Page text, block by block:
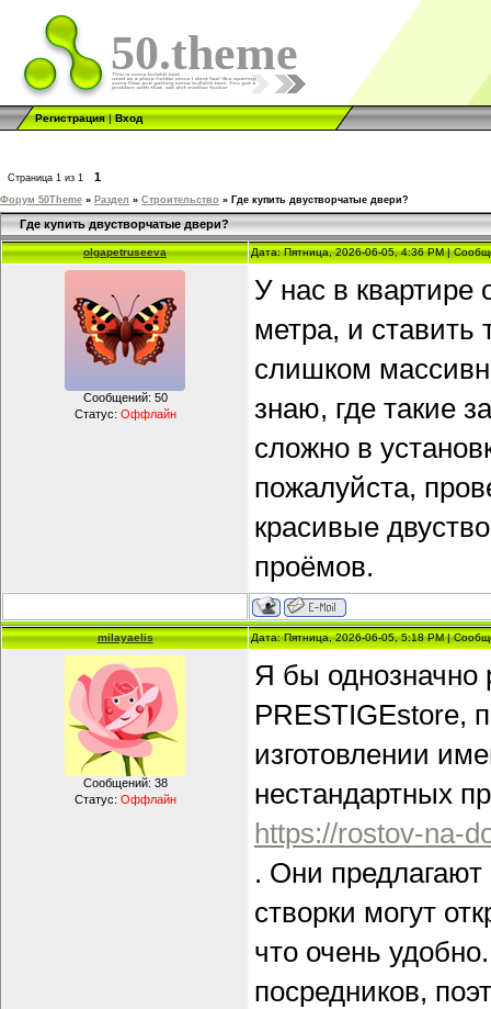
50.theme
Регистрация|Вход
Страница 1 из 1 1
Форум 50Theme » Раздел » Строительство » Где купить двустворчатые двери?
Где купить двустворчатые двери?
olgapetruseeva Дата: Пятница, 2026-06-05, 4:36 PM |
Сообщений: 50
Статус: Оффлайн
У нас в квартире
метра, и ставить
слишком
знаю, где такие
сложно в
пожалуйста,
красивые
проёмов.
milayaelis Дата: Пятница, 2026-06-05, 5:18 PM |
Сообщений: 38
Статус: Оффлайн
Я бы однозначно
PRESTIGEstore,
изготовлении
нестандартных
https://rostov-na-
. Они
створки могут
что очень
посредников,